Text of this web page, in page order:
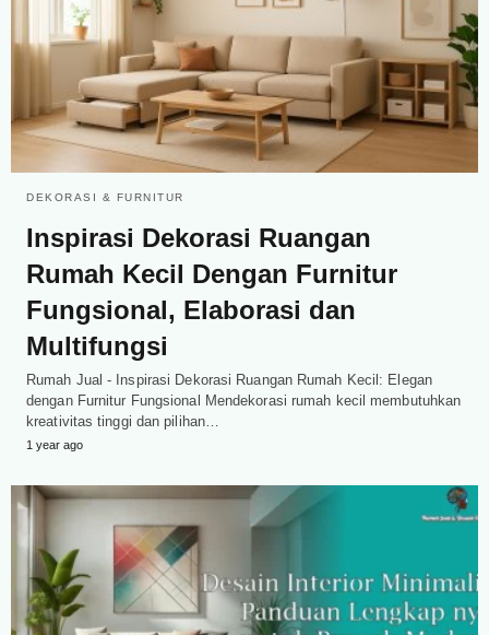
DEKORASI & FURNITUR
Inspirasi Dekorasi Ruangan
Rumah Kecil Dengan Furnitur
Fungsional, Elaborasi dan
Multifungsi
Rumah Jual - Inspirasi Dekorasi Ruangan Rumah Kecil: Elegan
dengan Furnitur Fungsional Mendekorasi rumah kecil membutuhkan
kreativitas tinggi dan pilihan…
1 year ago